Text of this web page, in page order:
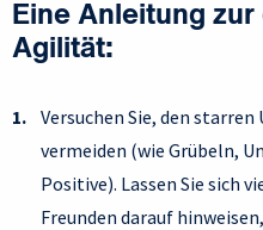
Eine Anleitung
Agilität:
Versuchen Sie, den
vermeiden (wie Grübeln,
Positive). Lassen Sie sich
Freunden darauf